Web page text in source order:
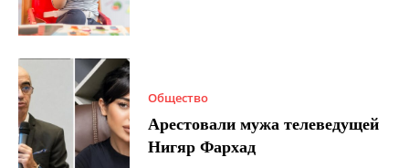
Общество
Арестовали мужа телеведущей
Нигяр Фархад